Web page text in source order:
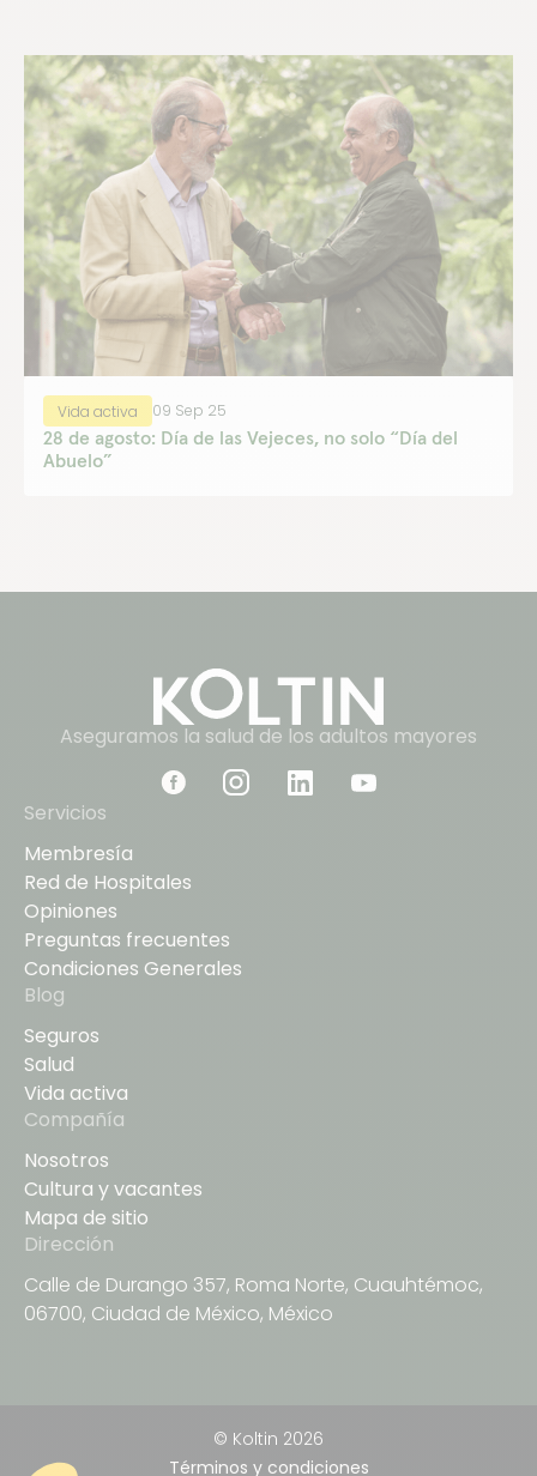
Vida activa 09 Sep 25
28 de agosto: Día de las Vejeces, no solo “Día del
Abuelo”
Aseguramos la salud de los adultos mayores
Servicios
Membresía
Red de Hospitales
Opiniones
Preguntas frecuentes
Condiciones Generales
Blog
Seguros
Salud
Vida activa
Compañía
Nosotros
Cultura y vacantes
Mapa de sitio
Dirección
Calle de Durango 357, Roma Norte, Cuauhtémoc,
06700, Ciudad de México, México
© Koltin 2026
Términos y condiciones